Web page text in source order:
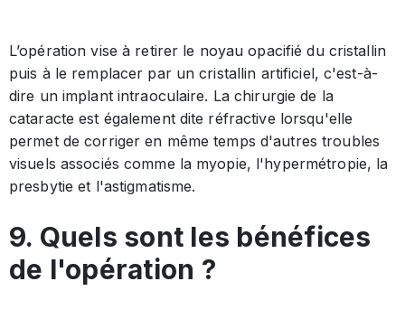
L’opération vise à retirer le noyau opacifié du cristallin
puis à le remplacer par un cristallin artificiel, c'est-à-
dire un implant intraoculaire. La chirurgie de la
cataracte est également dite réfractive lorsqu'elle
permet de corriger en même temps d'autres troubles
visuels associés comme la myopie, l'hypermétropie, la
presbytie et l'astigmatisme.
9. Quels sont les bénéfices
de l'opération ?